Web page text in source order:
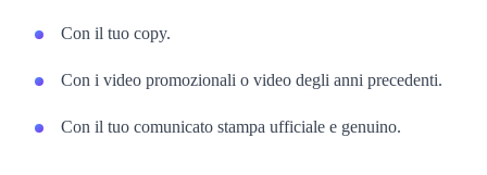
Con il tuo copy.
Con i video promozionali o video degli anni precedenti.
Con il tuo comunicato stampa ufficiale e genuino.